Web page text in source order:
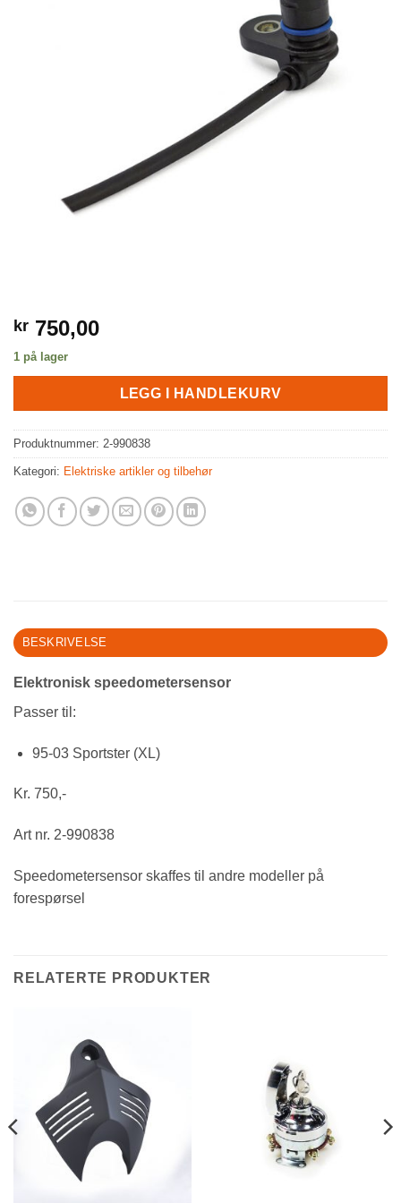
kr 750,00
1 på lager
LEGG I HANDLEKURV
Produktnummer: 2-990838
Kategori: Elektriske artikler og tilbehør
BESKRIVELSE
Elektronisk speedometersensor
Passer til:
95-03 Sportster (XL)
Kr. 750,-
Art nr. 2-990838
Speedometersensor skaffes til andre modeller på
forespørsel
RELATERTE PRODUKTER